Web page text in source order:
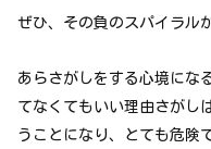
ぜひ、その負のスパイラル
あらさがしをする心境にな
てなくてもいい理由さがし
うことになり、とても危険